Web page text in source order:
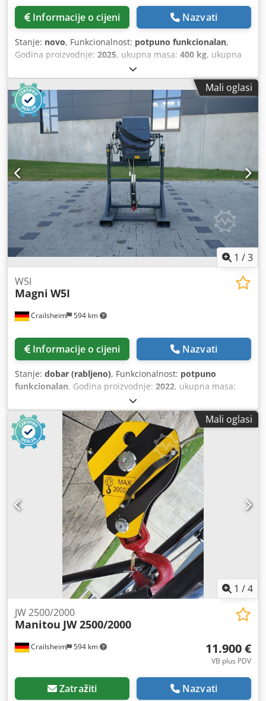
Informacije o cijeni Nazvati
Stanje: novo, Funkcionalnost: potpuno funkcionalan,
Godina proizvodnje: 2025, ukupna masa: 400 kg, ukupna
, ukupna duljina:
820 mm, nosivost:2.000 kg, Rešetkasti jarbol s vitlom
Proizvođač: Manitou Tip: JW 2000/2500 Crsdpfxeya Ixts
Aptof Godina proizvodnje: 2025 Visina (mm): 950 Duljina
(mm): 2.600 Nosivost (kg): 2.000 Težina (kg): 400 Širina
(mm): 820
Mali oglasi
1 /3
Crailsheim 594 km
W5I
Magni W5I
Informacije o cijeni Nazvati
Stanje: dobar (rabljeno), Funkcionalnost: potpuno
funkcionalan, Godina proizvodnje: 2022, ukupna masa:
1.720 mm
mm, ukupna širina:1.090 mm, nosivost:5.000 kg, Vitlo
Proizvođač: Magni Tip: W5I Godina proizvodnje: 2022 Visina
(mm): 1.720 Dužina (mm): 900 Nosivost (kg): 5.000 Težina
(kg): 560 Širina (mm): 1.090 Crodpfx Apoxn A I Rstof
Mali oglasi
1 /4
Crailsheim 594 km
JW 2500/2000
Manitou JW 2500/2000
11.900 €
VB plus PDV
Zatražiti Nazvati